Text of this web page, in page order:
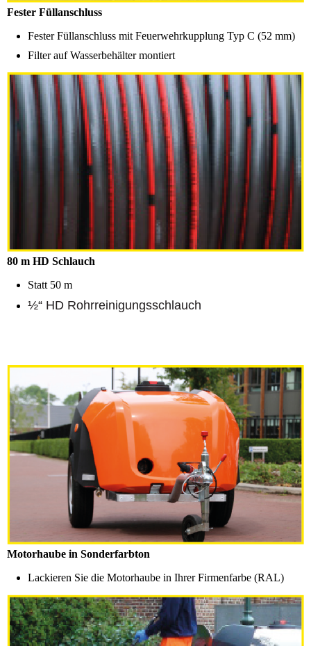
Fester Füllanschluss
Fester Füllanschluss mit Feuerwehrkupplung Typ C (52 mm)
Filter auf Wasserbehälter montiert
80 m HD Schlauch
Statt 50 m
½“ HD Rohrreinigungsschlauch
Motorhaube in Sonderfarbton
Lackieren Sie die Motorhaube in Ihrer Firmenfarbe (RAL)